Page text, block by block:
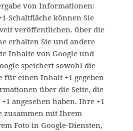
von Informationen:
Schaltfläche können Sie
veröffentlichen. über die
erhalten Sie und andere
Inhalte von Google und
speichert sowohl die
für einen Inhalt +1 gegeben
über die Seite, die
angesehen haben. Ihre +1
zusammen mit Ihrem
Foto in Google-Diensten,